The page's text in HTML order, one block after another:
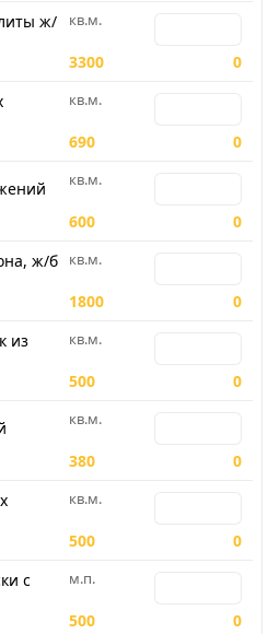
ж/
кв.м.
3300
0
кв.м.
690
0
кв.м.
600
0
ж/б
кв.м.
1800
0
из
кв.м.
500
0
кв.м.
380
0
кв.м.
500
0
с
м.п.
500
0